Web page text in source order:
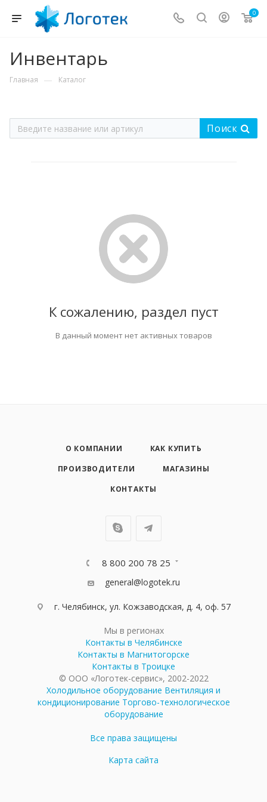
0
Инвентарь
Главная — Каталог
Поиск
К сожалению, раздел пуст
В данный момент нет активных товаров
О КОМПАНИИ
КАК КУПИТЬ
ПРОИЗВОДИТЕЛИ
МАГАЗИНЫ
КОНТАКТЫ
8 800 200 78 25
general@logotek.ru
г. Челябинск, ул. Кожзаводская, д. 4, оф. 57
Мы в регионах
Контакты в Челябинске
Контакты в Магнитогорске
Контакты в Троицке
© ООО «Логотек-сервис», 2002-2022
Холодильное оборудование Вентиляция и
кондиционирование Торгово-технологическое
оборудование
Все права защищены
Карта сайта